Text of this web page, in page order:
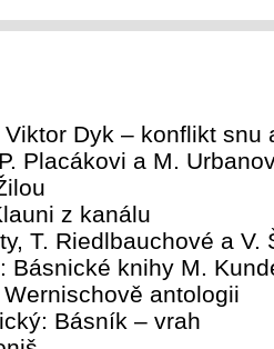
Dyk – konflikt snu
Placákovi a M.
z kanálu
T. Riedlbauchové a V.
Básnické knihy M.
antologii
Básník – vrah